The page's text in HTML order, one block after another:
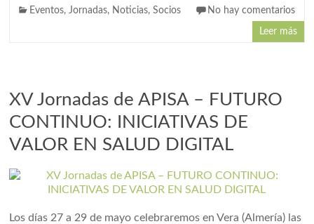
Eventos,Jornadas, Noticias,Socios No hay comentarios
Leer más
XV Jornadas de APISA – FUTURO
CONTINUO: INICIATIVAS DE
VALOR EN SALUD DIGITAL
Los días 27 a 29 de mayo celebraremos en Vera (Almería) las